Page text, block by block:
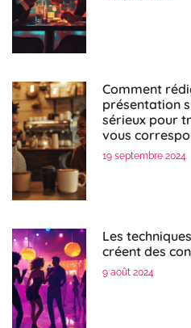
Comment
présentation
sérieux pour
vous
19 septembre 2024
Les
créent des
9 août 2024